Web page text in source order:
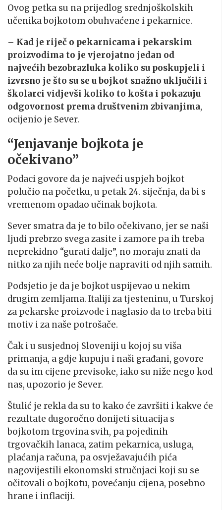
Ovog petka su na prijedlog srednjoškolskih
učenika bojkotom obuhvaćene i pekarnice.
– Kad je riječ o pekarnicama i pekarskim
proizvodima to je vjerojatno jedan od
najvećih bezobrazluka koliko su poskupjeli i
izvrsno je što su se u bojkot snažno uključili i
školarci vidjevši koliko to košta i pokazuju
odgovornost prema društvenim zbivanjima,
ocijenio je Sever.
“Jenjavanje bojkota je
očekivano”
Podaci govore da je najveći uspjeh bojkot
polučio na početku, u petak 24. siječnja, da bi s
vremenom opadao učinak bojkota.
Sever smatra da je to bilo očekivano, jer se naši
ljudi prebrzo svega zasite i zamore pa ih treba
neprekidno “gurati dalje”, no moraju znati da
nitko za njih neće bolje napraviti od njih samih.
Podsjetio je da je bojkot uspijevao u nekim
drugim zemljama. Italiji za tjesteninu, u Turskoj
za pekarske proizvode i naglasio da to treba biti
motiv i za naše potrošače.
Čak i u susjednoj Sloveniji u kojoj su viša
primanja, a gdje kupuju i naši građani, govore
da su im cijene previsoke, iako su niže nego kod
nas, upozorio je Sever.
Štulić je rekla da su to kako će završiti i kakve će
rezultate dugoročno donijeti situacija s
bojkotom trgovina svih, pa pojedinih
trgovačkih lanaca, zatim pekarnica, usluga,
plaćanja računa, pa osvježavajućih pića
nagovijestili ekonomski stručnjaci koji su se
očitovali o bojkotu, povećanju cijena, posebno
hrane i inflaciji.